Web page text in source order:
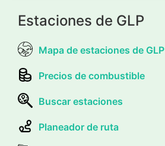
Estaciones de GLP
Mapa de estaciones de GLP
Precios de combustible
Buscar estaciones
Planeador de ruta